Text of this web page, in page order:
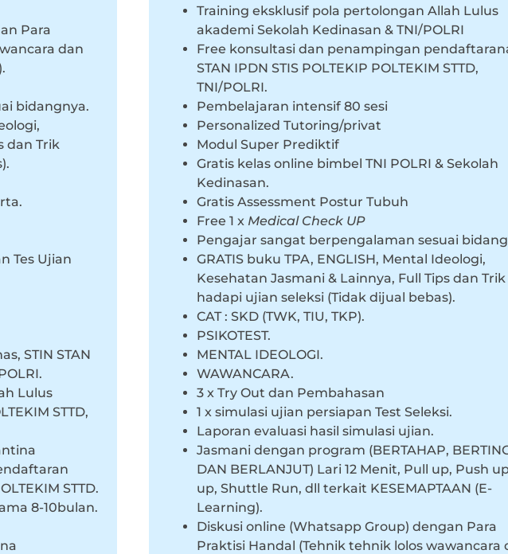
Para
dan
bidangnya.
dan Trik
Tes Ujian
STIN STAN
Lulus
STTD,
STTD.
8-10bulan.
Training eksklusif pola pertolongan Allah Lulus
akademi Sekolah Kedinasan & TNI/POLRI
Free konsultasi dan penampingan
STAN IPDN STIS POLTEKIP POLTEKIM STTD,
TNI/POLRI.
Pembelajaran intensif 80 sesi
Personalized Tutoring/privat
Modul Super Prediktif
Gratis kelas online bimbel TNI POLRI & Sekolah
Kedinasan.
Gratis Assessment Postur Tubuh
Free 1 x Medical Check UP
Pengajar sangat berpengalaman sesuai
GRATIS buku TPA, ENGLISH, Mental Ideologi,
Kesehatan Jasmani & Lainnya, Full Tips dan Trik
hadapi ujian seleksi (Tidak dijual bebas).
CAT : SKD (TWK, TIU, TKP).
PSIKOTEST.
MENTAL IDEOLOGI.
WAWANCARA.
3 x Try Out dan Pembahasan
1 x simulasi ujian persiapan Test Seleksi.
Laporan evaluasi hasil simulasi ujian.
Jasmani dengan program (BERTAHAP,
DAN BERLANJUT) Lari 12 Menit, Pull up, Push
up, Shuttle Run, dll terkait KESEMAPTAAN (E-
Learning).
Diskusi online (Whatsapp Group) dengan Para
Praktisi Handal (Tehnik tehnik lolos wawancara